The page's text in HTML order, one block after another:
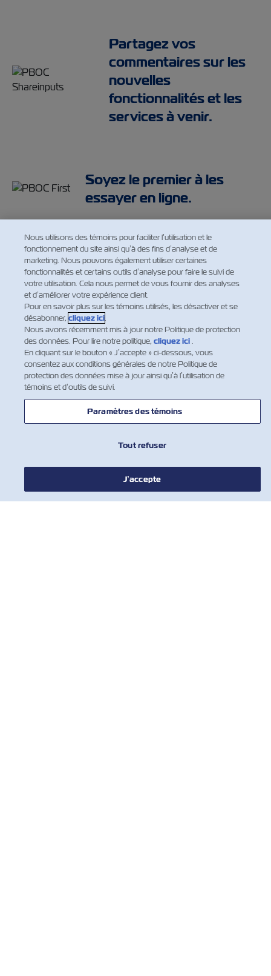
Partagez vos
commentaires sur les
nouvelles
fonctionnalités et les
services à venir.
Soyez le premier à les
essayer en ligne.
NOUVELLES
AIDE
Nous utilisons des témoins pour faciliter l’utilisation et le
fonctionnement du site ainsi qu’à des fins d’analyse et de
marketing. Nous pouvons également utiliser certaines
fonctionnalités et certains outils d’analyse pour faire le suivi de
votre utilisation. Cela nous permet de vous fournir des analyses
et d’améliorer votre expérience client.
Pour en savoir plus sur les témoins utilisés, les désactiver et se
désabonner, cliquez ici.
Nous avons récemment mis à jour notre Politique de protection
des données. Pour lire notre politique, cliquez ici.
En cliquant sur le bouton « J’accepte » ci-dessous, vous
consentez aux conditions générales de notre Politique de
protection des données mise à jour ainsi qu’à l’utilisation de
témoins et d’outils de suivi.
Paramètres des témoins
Tout refuser
J’accepte